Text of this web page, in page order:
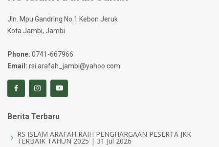
Jln. Mpu Gandring No.1 Kebon Jeruk
Kota Jambi, Jambi
Phone: 0741-667966
Email: rsi.arafah_jambi@yahoo.com
Berita Terbaru
RS ISLAM ARAFAH RAIH PENGHARGAAN PESERTA JKK
TERBAIK TAHUN 2025 | 31 Jul 2026